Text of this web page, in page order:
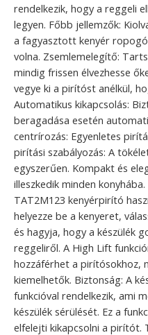
rendelkezik, hogy a reggeli
legyen. Főbb jellemzők:
a fagyasztott kenyér
volna. Zsemlemelegítő:
mindig frissen élvezhesse
vegye ki a pirítóst anélkül,
Automatikus kikapcsolás:
beragadása esetén
centrírozás: Egyenletes
pirítási szabályozás: A
egyszerűen. Kompakt és
illeszkedik minden
TAT2M123 kenyérpirító
helyezze be a kenyeret,
és hagyja, hogy a készülék
reggeliről. A High Lift
hozzáférhet a pirítósokhoz,
kiemelhetők. Biztonság: A
funkcióval rendelkezik, ami
készülék sérülését. Ez a
elfelejti kikapcsolni a pirítót.